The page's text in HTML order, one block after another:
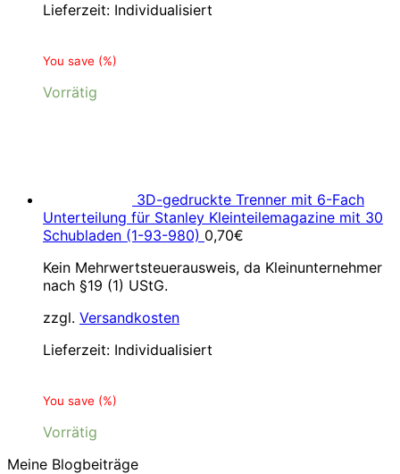
Lieferzeit: Individualisiert
You save (%)
Vorrätig
3D-gedruckte Trenner mit 6-Fach
Unterteilung für Stanley Kleinteilemagazine mit 30
Schubladen (1-93-980) 0,70€
Kein Mehrwertsteuerausweis, da Kleinunternehmer
nach §19 (1) UStG.
zzgl. Versandkosten
Lieferzeit: Individualisiert
You save (%)
Vorrätig
Meine Blogbeiträge